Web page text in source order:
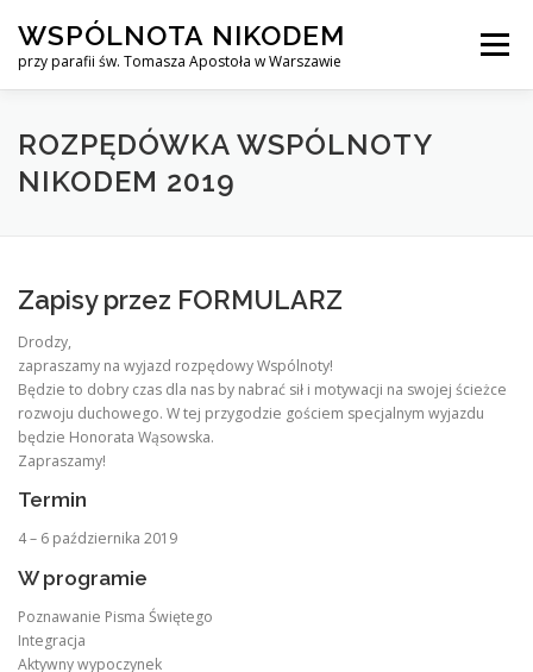
treści
WSPÓLNOTA NIKODEM
przy parafii św. Tomasza Apostoła w Warszawie
Menu
O NAS WYJAZDY KURS ALPHA
ROZPĘDÓWKA WSPÓLNOTY
NIKODEM 2019
Zapisy przez FORMULARZ
Drodzy,
zapraszamy na wyjazd rozpędowy Wspólnoty!
Będzie to dobry czas dla nas by nabrać sił i motywacji na swojej ścieżce
rozwoju duchowego. W tej przygodzie gościem specjalnym wyjazdu
będzie Honorata Wąsowska.
Zapraszamy!
Termin
4 – 6 października 2019
W programie
Poznawanie Pisma Świętego
Integracja
Aktywny wypoczynek